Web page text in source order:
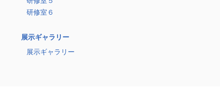
研修室６
展示ギャラリー
展示ギャラリー